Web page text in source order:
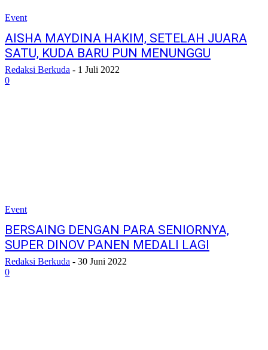
Event
AISHA MAYDINA HAKIM, SETELAH JUARA
SATU, KUDA BARU PUN MENUNGGU
Redaksi Berkuda - 1 Juli 2022
0
Event
BERSAING DENGAN PARA SENIORNYA,
SUPER DINOV PANEN MEDALI LAGI
Redaksi Berkuda - 30 Juni 2022
0